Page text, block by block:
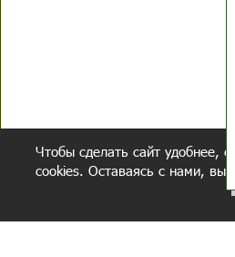
Ваш
желание
Чтобы сделать сайт удобнее,
cookies. Оставаясь с нами, вы